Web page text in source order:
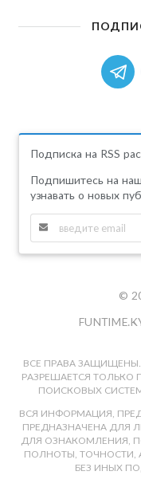
Подписка на RSS
Подпишитесь на
узнавать о новых
©
ВСЕ ПРАВА
РАЗРЕШАЕТСЯ
ПОИСКОВЫХ
ВСЯ ИНФОРМАЦИЯ,
ПРЕДНАЗНАЧЕНА ДЛЯ
ДЛЯ ОЗНАКОМЛЕНИЯ,
ПОЛНОТЫ, ТОЧНОСТИ,
БЕЗ ИНЫХ